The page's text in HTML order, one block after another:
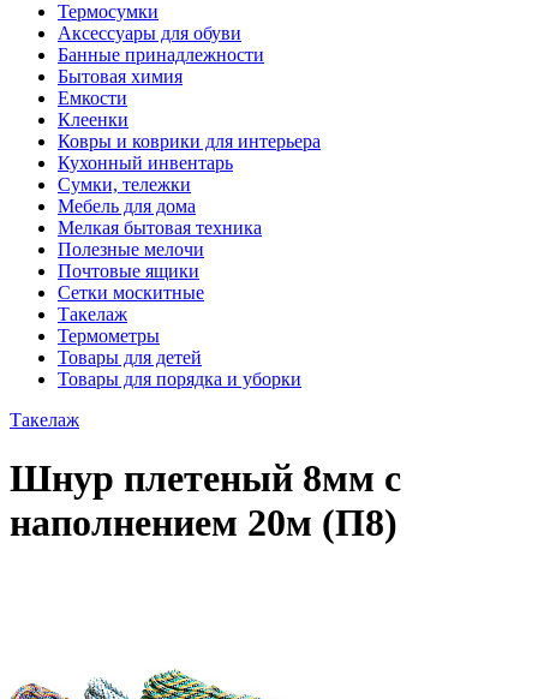
Термосумки
Аксессуары для обуви
Банные принадлежности
Бытовая химия
Емкости
Клеенки
Ковры и коврики для интерьера
Кухонный инвентарь
Сумки, тележки
Мебель для дома
Мелкая бытовая техника
Полезные мелочи
Почтовые ящики
Сетки москитные
Такелаж
Термометры
Товары для детей
Товары для порядка и уборки
Такелаж
Шнур плетеный 8мм с
наполнением 20м (П8)